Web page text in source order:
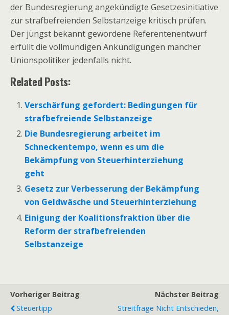
der Bundesregierung angekündigte Gesetzesinitiative
zur strafbefreienden Selbstanzeige kritisch prüfen.
Der jüngst bekannt gewordene Referentenentwurf
erfüllt die vollmundigen Ankündigungen mancher
Unionspolitiker jedenfalls nicht.
Related Posts:
Verschärfung gefordert: Bedingungen für
strafbefreiende Selbstanzeige
Die Bundesregierung arbeitet im
Schneckentempo, wenn es um die
Bekämpfung von Steuerhinterziehung
geht
Gesetz zur Verbesserung der Bekämpfung
von Geldwäsche und Steuerhinterziehung
Einigung der Koalitionsfraktion über die
Reform der strafbefreienden
Selbstanzeige
Vorheriger Beitrag
Steuertipp
Nächster Beitrag
Streitfrage Nicht Entschieden,